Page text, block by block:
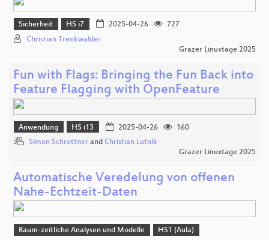
Sicherheit HS i7 2025-04-26
727
Christian Trenkwalder
Grazer Linuxtage 2025
Fun with Flags: Bringing the Fun Back into
Feature Flagging with OpenFeature
Anwendung HS i13 2025-04-26
160
Simon Schrottner and Christian Lutnik
Grazer Linuxtage 2025
Automatische Veredelung von offenen
Nahe-Echtzeit-Daten
Raum-zeitliche Analysen und Modelle
HS1 (Aula)